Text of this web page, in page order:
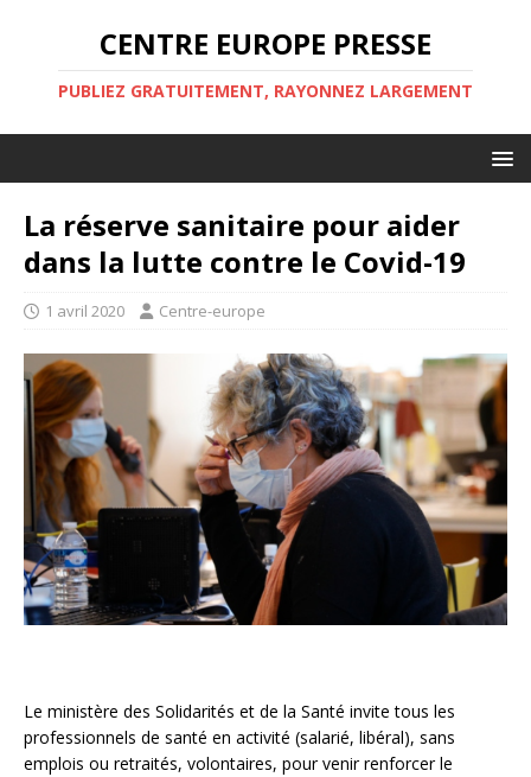
CENTRE EUROPE PRESSE
PUBLIEZ GRATUITEMENT, RAYONNEZ LARGEMENT
La réserve sanitaire pour aider
dans la lutte contre le Covid-19
1 avril 2020 Centre-europe
Le ministère des Solidarités et de la Santé invite tous les
professionnels de santé en activité (salarié, libéral), sans
emplois ou retraités, volontaires, pour venir renforcer le